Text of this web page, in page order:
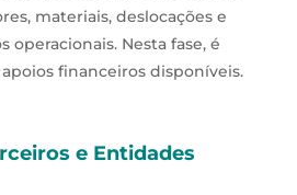
materiais, deslocações e
operacionais. Nesta fase, é
financeiros disponíveis.
e Entidades